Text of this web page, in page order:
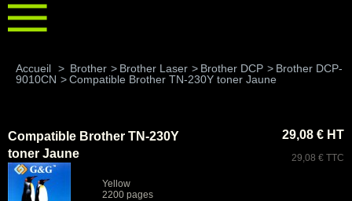
Accueil > Brother > Brother Laser > Brother DCP > Brother DCP-
9010CN >Compatible Brother TN-230Y toner Jaune
Compatible Brother TN-230Y
toner Jaune
Yellow
2200 pages
29,08 € HT
29,08 € TTC